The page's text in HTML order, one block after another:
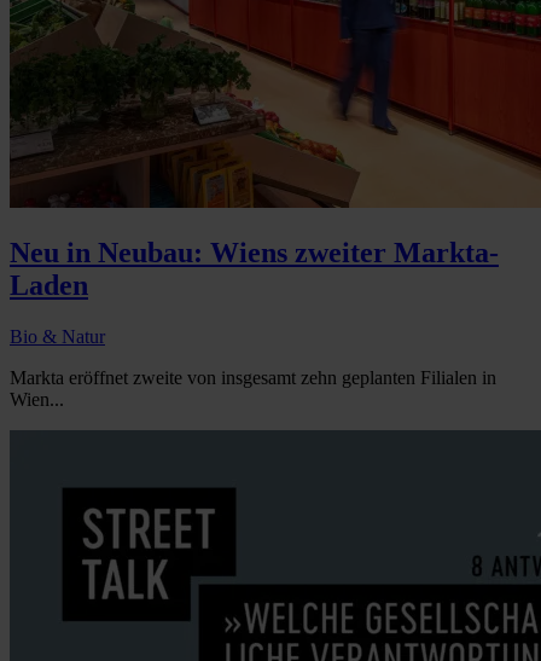
Neu in Neubau: Wiens zweiter Markta-
Laden
Bio & Natur
Markta eröffnet zweite von insgesamt zehn geplanten Filialen in
Wien...